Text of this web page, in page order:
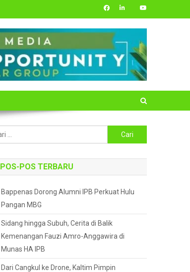
untuk:
POS-POS TERBARU
Bappenas Dorong Alumni IPB Perkuat Hulu
Pangan MBG
Sidang hingga Subuh, Cerita di Balik
Kemenangan Fauzi Amro-Anggawira di
Munas HA IPB
Dari Cangkul ke Drone, Kaltim Pimpin